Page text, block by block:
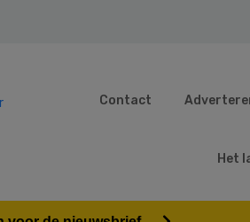
Contact
Het